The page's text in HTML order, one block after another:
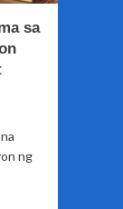
sa
ng